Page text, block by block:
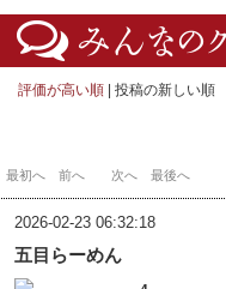
評価が高い順 投稿の新しい順
最初へ 前へ 次へ 最後へ
2026-02-23 06:32:18
五目らーめん